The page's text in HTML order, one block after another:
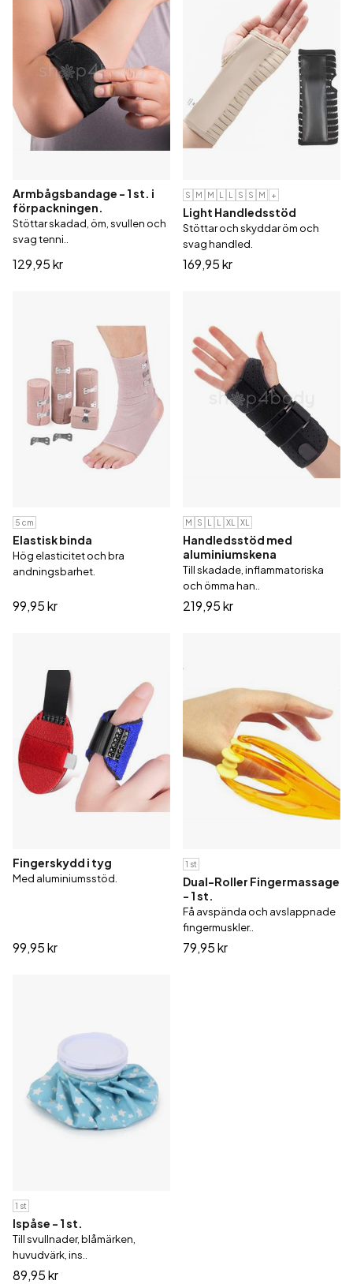
Armbågsbandage - 1 st. i
förpackningen.
Stöttar skadad, öm, svullen och
svag tenni..
129,95 kr
S M M L L S S M +
Light Handledsstöd
Stöttar och skyddar öm och
svag handled.
169,95 kr
5 cm
Elastisk binda
Hög elasticitet och bra
andningsbarhet.
99,95 kr
M S L L XL XL
Handledsstöd med
aluminiumskena
Till skadade, inflammatoriska
och ömma han..
219,95 kr
Fingerskydd i tyg
Med aluminiumsstöd.
99,95 kr
1 st
Dual-Roller Fingermassage
- 1 st.
Få avspända och avslappnade
fingermuskler..
79,95 kr
1 st
Ispåse - 1 st.
Till svullnader, blåmärken,
huvudvärk, ins..
89,95 kr